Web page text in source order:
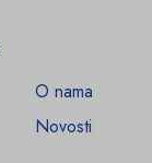
O nama
Novosti